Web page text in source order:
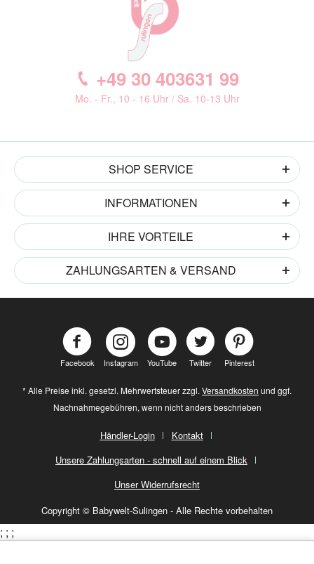
+49 30 403631 99
Mo. - Fr., 10 - 16 Uhr / Sa. 10-13 Uhr
SHOP SERVICE
INFORMATIONEN
IHRE VORTEILE
ZAHLUNGSARTEN & VERSAND
Facebook Instagram YouTube Twitter Pinterest
* Alle Preise inkl. gesetzl. Mehrwertsteuer zzgl. Versandkosten und ggf.
Nachnahmegebühren, wenn nicht anders beschrieben
Händler-Login
Kontakt
Unsere Zahlungsarten - schnell auf einem Blick
Unser Widerrufsrecht
Copyright © Babywelt-Sulingen - Alle Rechte vorbehalten
; ; ;